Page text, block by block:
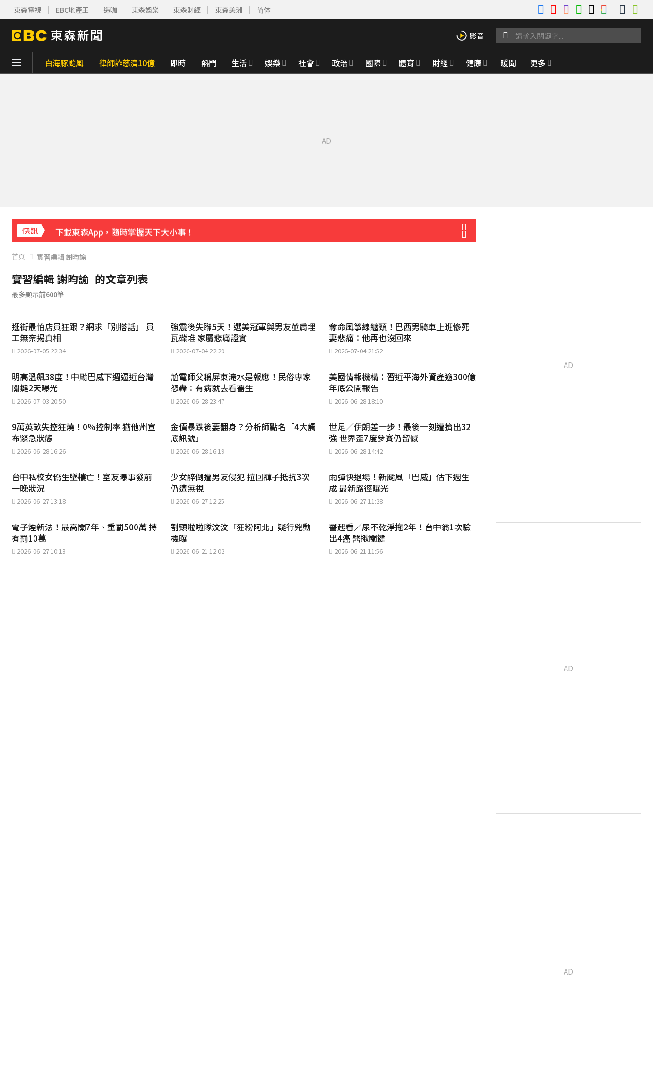
東森電視 EBC地產王 造咖 東森娛樂 東森財經 東森美洲 简体
白海豚颱風 律師詐慈濟10億 即時 熱門 生活 娛樂 社會 政治 國際 體育 財經 健康 暖聞 更多
快訊
下載東森App，隨時掌握天下大小事！
八點檔女神美照遭放大腳趾！被酸「暗沉皺褶」本人無奈回應
首頁 實習編輯 謝昀諭
實習編輯 謝昀諭 的文章列表
最多顯示前600筆
逛街最怕店員狂跟？網求「別搭話」 員
工無奈揭真相
2026-07-05 22:34
強震後失聯5天！選美冠軍與男友並肩埋
瓦礫堆 家屬悲痛證實
2026-07-04 22:29
奪命風箏線纏頸！巴西男騎車上班慘死
妻悲痛：他再也沒回來
2026-07-04 21:52
明高溫飆38度！中颱巴威下週逼近台灣
關鍵2天曝光
2026-07-03 20:50
尬電師父稱屏東淹水是報應！民俗專家
怒轟：有病就去看醫生
2026-06-28 23:47
美國情報機構：習近平海外資產逾300億
年底公開報告
2026-06-28 18:10
9萬英畝失控狂燒！0%控制率 猶他州宣
布緊急狀態
2026-06-28 16:26
金價暴跌後要翻身？分析師點名「4大觸
底訊號」
2026-06-28 16:19
世足／伊朗差一步！最後一刻遭擠出32
強 世界盃7度參賽仍留憾
2026-06-28 14:42
台中私校女僑生墜樓亡！室友曝事發前
一晚狀況
2026-06-27 13:18
少女醉倒遭男友侵犯 拉回褲子抵抗3次
仍遭無視
2026-06-27 12:25
雨彈快退場！新颱風「巴威」估下週生
成 最新路徑曝光
2026-06-27 11:28
電子煙新法！最高關7年、重罰500萬 持
有罰10萬
2026-06-27 10:13
割頸啦啦隊汶汶「狂粉阿北」疑行兇動
機曝
2026-06-21 12:02
醫起看／尿不乾淨拖2年！台中翁1次驗
出4癌 醫揪關鍵
2026-06-21 11:56